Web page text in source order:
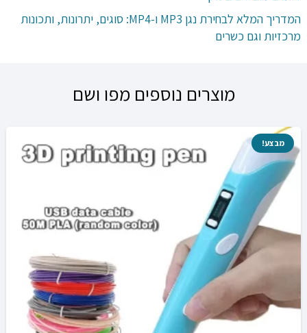
המדריך המלא לבחירת נגן MP3 ו-MP4: סוגים, יתרונות, ותכונות
מרכזיות וגם כשרים
מוצרים נוספים מפו ושם
מבצע!